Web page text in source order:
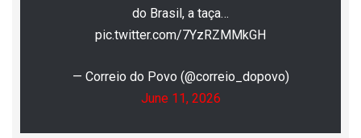
do Brasil, a taça…
pic.twitter.com/7YzRZMMkGH
— Correio do Povo (@correio_dopovo)
June 11, 2026